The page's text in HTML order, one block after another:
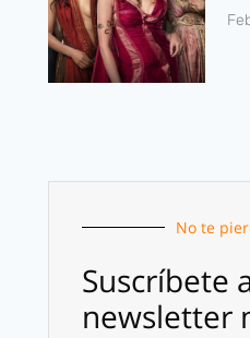
No te
Suscríbete
newsletter